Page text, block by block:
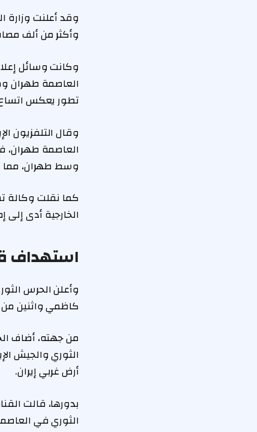
وأكثر من ألف
وكانت وسائل
العاصمة طهران
تطور يعكس اتساع
العاصمة طهران،
وسط طهران، مما
كما نقلت وكالة
الخارجية أدى إلى
استهداف
وأعلن الحرس
كاظمي واثنين من
من جهته، أضاف
الثوري والجيش
أرض غربي إيران.
الثوري في